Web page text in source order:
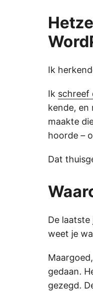
Ik
Ik schreef
kende, en
maakte
hoorde –
Dat
De
weet je
gedaan.
gezegd.